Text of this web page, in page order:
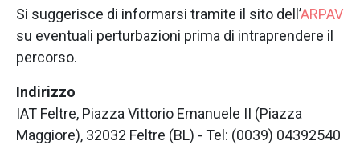
Si suggerisce di informarsi tramite il sito dell’ARPAV
su eventuali perturbazioni prima di intraprendere il
percorso.
Indirizzo
IAT Feltre, Piazza Vittorio Emanuele II (Piazza
Maggiore), 32032 Feltre (BL) - Tel: (0039) 04392540